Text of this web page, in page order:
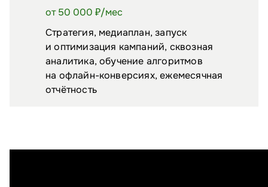
Стратегия, медиаплан, запуск
и оптимизация кампаний, сквозная
аналитика, обучение алгоритмов
на офлайн-конверсиях, ежемесячная
отчётность
от 50 000 ₽/⁠мес